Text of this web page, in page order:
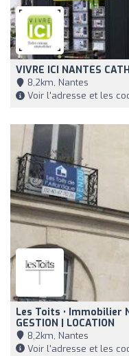
VIVRE ICI NANTES
8,2km, Nantes
Voir l'adresse et les
Les Toits • Immobilier
GESTION | LOCATION
8,2km, Nantes
Voir l'adresse et les